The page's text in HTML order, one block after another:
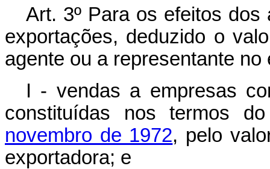
Art. 3º Para os efeitos dos
exportações, deduzido o
agente ou a representante no
I - vendas a empresas
constituídas nos termos
novembro de 1972, pelo
exportadora; e